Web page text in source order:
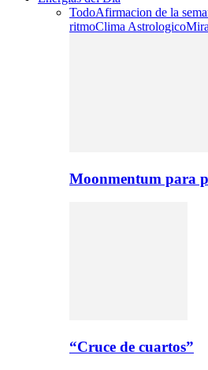
TodoAfirmacion de la
ritmoClima Astrologico
Moonmentum para
“Cruce de cuartos”